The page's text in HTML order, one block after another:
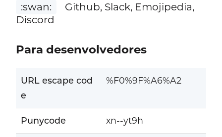
:swan:
Github, Slack, Emojipedia,
Discord
Para desenvolvedores
URL escape cod
e
%F0%9F%A6%A2
Punycode xn--yt9h